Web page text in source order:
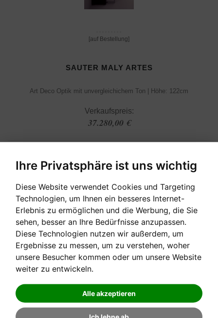
Ihre Privatsphäre ist uns wichtig
Diese Website verwendet Cookies und Targeting
Technologien, um Ihnen ein besseres Internet-
Erlebnis zu ermöglichen und die Werbung, die Sie
sehen, besser an Ihre Bedürfnisse anzupassen.
Diese Technologien nutzen wir außerdem, um
Ergebnisse zu messen, um zu verstehen, woher
unsere Besucher kommen oder um unsere Website
weiter zu entwickeln.
Alle akzeptieren
Ich lehne ab
[auf Bestellung]
SAUTER MALY ARTES
Art Deco Optik mit unvergleichichem Ton | Höhe: 122cm
Verkaufspreis:
37.280,00 €
[auf Bestellung]
SAUTER MALY CONCENT 122 ESCHE
Hochglanzoberfläche trifft offenporige Holzzeichnung | ...